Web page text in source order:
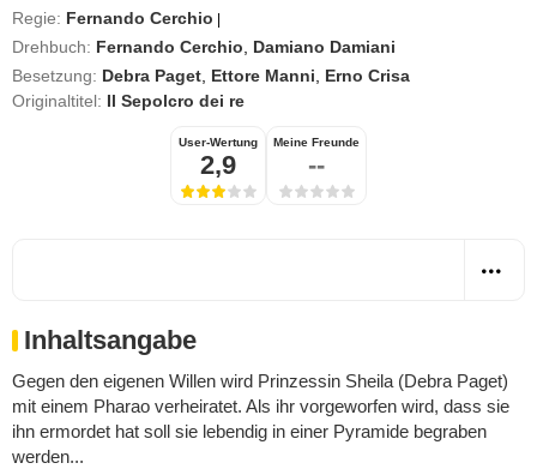
Regie: Fernando Cerchio
Drehbuch: Fernando Cerchio
Damiano Damiani
Besetzung: Debra Paget Ettore Manni
Erno Crisa
Originaltitel: Il Sepolcro dei re
User-Wertung
2,9
Meine Freunde
--
Inhaltsangabe
Gegen den eigenen Willen wird Prinzessin Sheila (Debra Paget)
mit einem Pharao verheiratet. Als ihr vorgeworfen wird, dass sie
ihn ermordet hat soll sie lebendig in einer Pyramide begraben
werden...